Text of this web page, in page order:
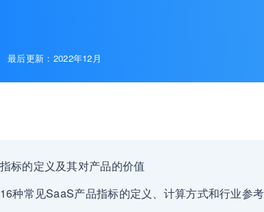
最后更新：2022年12月
标的定义及其对产品的价值
种常见SaaS产品指标的定义、计算方式和行业参